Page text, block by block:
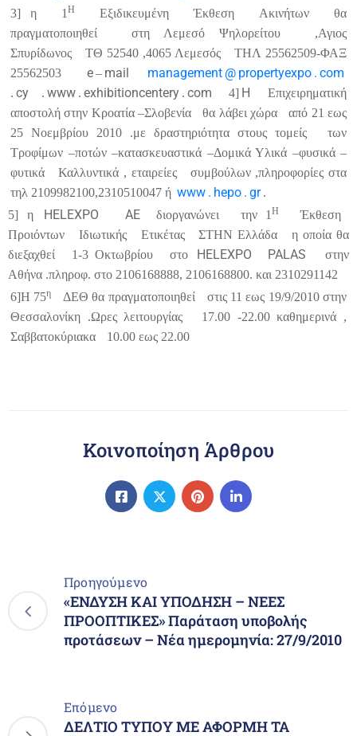
3] η
1Η Εξιδικευμένη Έκθεση Ακινήτων
θα
πραγματοποιηθεί
στη Λεμεσό Ψηλορείτου
,Αγιος
Σπυρίδωνος
ΤΘ 52540 ,4065 Λεμεσός
ΤΗΛ 25562509-ΦΑΞ
25562503
e– mail management @ propertyexpo . com
. cy . www . exhibitioncentery . com 4] H
Επιχειρηματική
αποστολή στην Κροατία –Σλοβενία
θα λάβει χώρα
από 21 εως
25 Νοεμβρίου 2010 .με δραστηριότητα στους τομείς
των
Τροφίμων –ποτών –κατασκευαστικά –Δομικά Υλικά –φυσικά –
φυτικά
Καλλυντικά , εταιρείες
συμβούλων ,πληροφορίες στα
τηλ 2109982100,2310510047 ή www . hepo . gr .
5] η
HELEXPO AE διοργανώνει την 1 Η
Έκθεση
Προιόντων
Ιδιωτικής Ετικέτας ΣΤΗΝ Ελλάδα
η οποία θα
διεξαχθεί
1-3 Οκτωβρίου στο HELEXPO PALAS
στην
Αθήνα .πληροφ. στο 2106168888, 2106168800. και 2310291142
6]Η 75η ΔΕΘ θα πραγματοποιηθεί
στις 11 εως 19/9/2010 στην
Θεσσαλονίκη .Ωρες λειτουργίας
17.00 -22.00 καθημερινά ,
Σαββατοκύριακα
10.00 εως 22.00
Κοινοποίηση Άρθρου
Προηγούμενο
«ΕΝΔΥΣΗ ΚΑΙ ΥΠΟΔΗΣΗ – ΝΕΕΣ
ΠΡΟΟΠΤΙΚΕΣ» Παράταση υποβολής
προτάσεων – Νέα ημερομηνία: 27/9/2010
Επόμενο
ΔΕΛΤΙΟ ΤΥΠΟΥ ΜΕ ΑΦΟΡΜΗ ΤΑ